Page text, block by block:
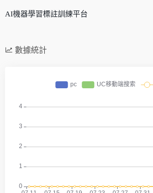
AI機器學習標註訓練平台
數據統計